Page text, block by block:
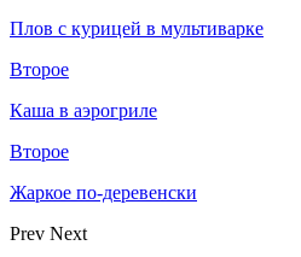
Плов с курицей в мультиварке
Второе
Каша в аэрогриле
Второе
Жаркое по-деревенски
Prev Next